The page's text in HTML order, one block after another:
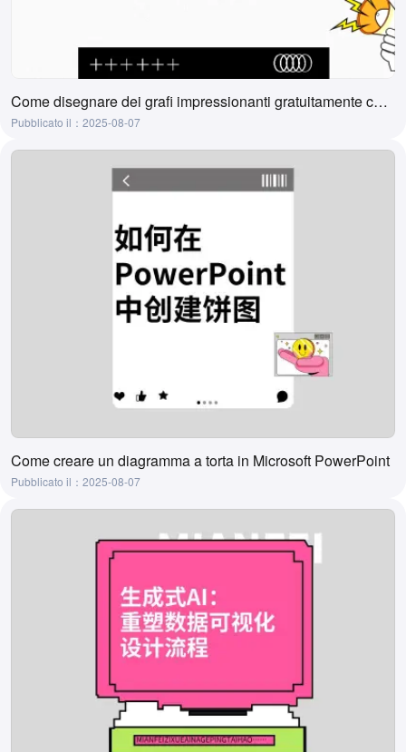
Come disegnare dei grafi impressionanti gratuitamente con l'AI
Pubblicato il：2025-08-07
Come creare un diagramma a torta in Microsoft PowerPoint
Pubblicato il：2025-08-07